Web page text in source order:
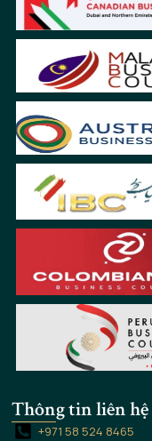
Thông tin liên hệ
+971 58 524 8465